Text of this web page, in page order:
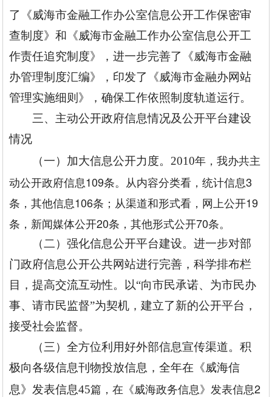
了《威海市金融工作办公室信息公开工作保密审
查制度》和《威海市金融工作办公室信息公开工
作责任追究制度》，进一步完善了《威海市金融
办管理制度汇编》，印发了《威海市金融办网站
管理实施细则》，确保工作依照制度轨道运行。
三、主动公开政府信息情况及公开平台建设
情况
（一）加大信息公开力度。2010年，我办共主
动公开政府信息109条。从内容分类看，统计信息3
条，其他信息106条；从渠道和形式看，网上公开19
条，新闻媒体公开20条，其他形式公开70条。
（二）强化信息公开平台建设。进一步对部
门政府信息公开公共网站进行完善，科学排布栏
目，提高交流互动性。以“向市民承诺、为市民办
事、请市民监督”为契机，建立了新的公开平台，
接受社会监督。
（三）全方位利用好外部信息宣传渠道。积
极向各级信息刊物投放信息，全年在《威海信
息》发表信息45篇，在《威海政务信息》发表信息2